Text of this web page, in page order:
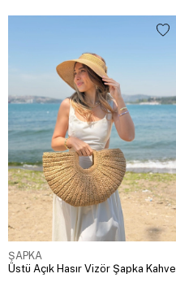
ŞAPKA
Üstü Açık Hasır Vizör Şapka Kahve